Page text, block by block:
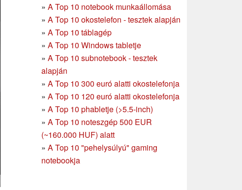
» A Top 10 notebook munkaállomása
» A Top 10 okostelefon - tesztek alapján
» A Top 10 táblagép
» A Top 10 Windows tabletje
» A Top 10 subnotebook - tesztek
alapján
» A Top 10 300 euró alatti okostelefonja
» A Top 10 120 euró alatti okostelefonja
» A Top 10 phabletje (>5.5-inch)
» A Top 10 noteszgép 500 EUR
(~160.000 HUF) alatt
» A Top 10 "pehelysúlyú" gaming
notebookja